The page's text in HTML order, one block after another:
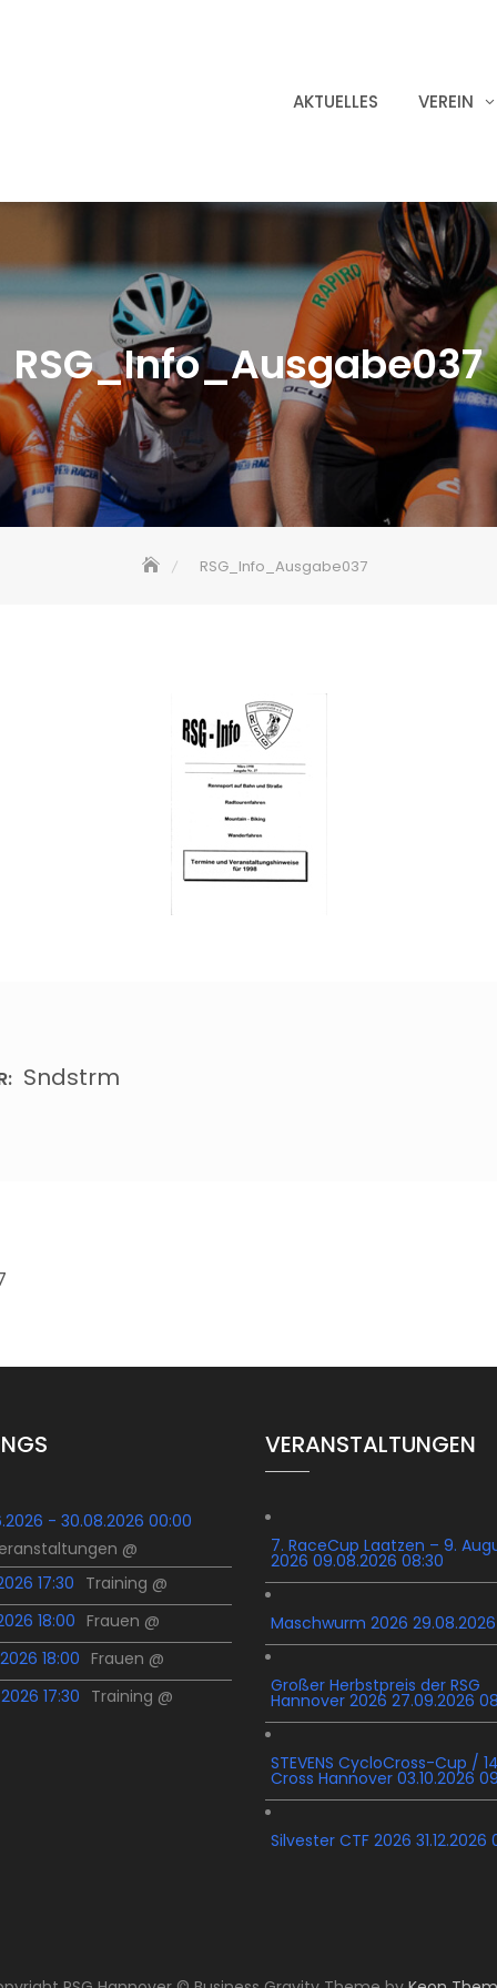
AKTUELLES VEREIN
RSG_Info_Ausgabe037
RSG_Info_Ausgabe037
Sndstrm
- 30.08.2026 00:00
@
17:30 Training @
18:00 Frauen @
18:00 Frauen @
17:30 Training @
VERANSTALTUNGEN
7. RaceCup Laatzen – 9.
2026 09.08.2026 08:30
Maschwurm 2026
Großer Herbstpreis der RSG
Hannover 2026 27.09.2026
STEVENS CycloCross-Cup /
Cross Hannover 03.10.2026
Silvester CTF 2026 31.12.2026